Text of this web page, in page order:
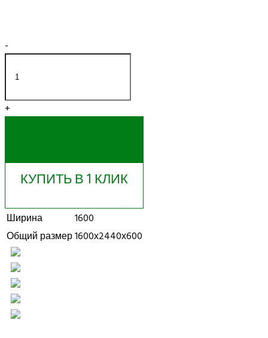
-
+
КУПИТЬ В 1 КЛИК
Ширина
1600
Общий размер1600х2440х600